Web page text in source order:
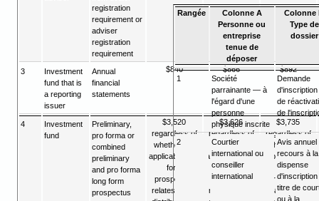
registration
requirement or
adviser
registration
requirement
3
Investment
fund that is
a reporting
issuer
Annual
financial
statements
$840 $866 $892
4
Investment
fund
Preliminary,
pro forma or
combined
preliminary
and pro forma
long form
prospectus
$3,520
regardless of
whether the
applicable long
form
prospectus
relates to the
$3,626
regardless of
whether the
applicable long
form
prospectus
relates to the
$3,735
regardless of
whether the
applicable long
form
prospectus
relates to the
Rangée
Colonne A
Personne ou
entreprise
tenue de
déposer
Colonne
Type de
dossier
1
Société
parrainante — à
l'égard d'une
personne
physique inscrite
Demande
d'inscription
de
de
2
Courtier
international ou
conseiller
international
Avis annuel
recours à la
dispense
d'inscription
titre de
ou à la